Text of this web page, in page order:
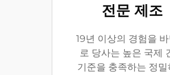
전문 제조
19년 이상의 경험을
로 당사는 높은 국제
기준을 충족하는 정밀